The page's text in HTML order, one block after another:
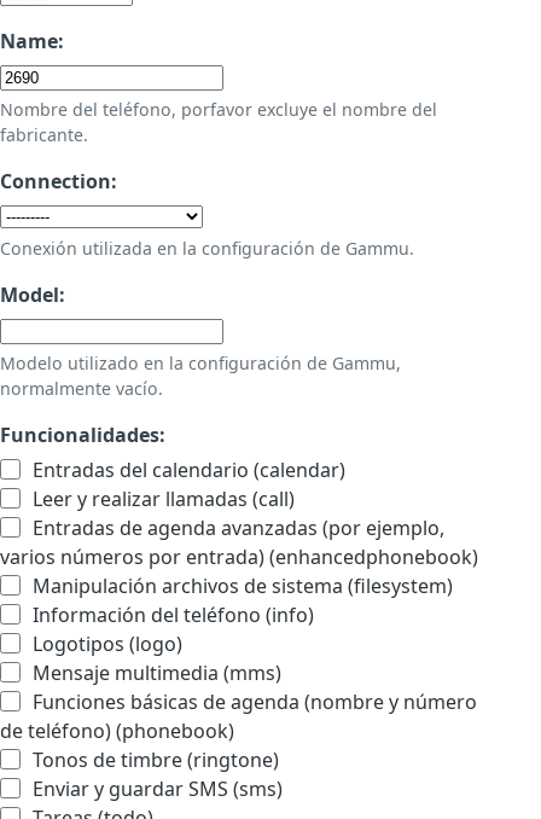
Name:
Nombre del teléfono, porfavor excluye el nombre del
fabricante.
Connection:
Conexión utilizada en la configuración de Gammu.
Model:
Modelo utilizado en la configuración de Gammu,
normalmente vacío.
Funcionalidades:
Entradas del calendario (calendar)
Leer y realizar llamadas (call)
Entradas de agenda avanzadas (por ejemplo,
varios números por entrada) (enhancedphonebook)
Manipulación archivos de sistema (filesystem)
Información del teléfono (info)
Logotipos (logo)
Mensaje multimedia (mms)
Funciones básicas de agenda (nombre y número
de teléfono) (phonebook)
Tonos de timbre (ringtone)
Enviar y guardar SMS (sms)